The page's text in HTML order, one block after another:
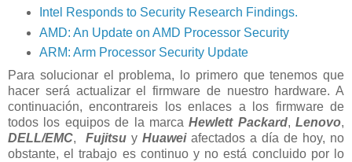
Intel Responds to Security Research Findings.
AMD: An Update on AMD Processor Security
ARM: Arm Processor Security Update
Para solucionar el problema, lo primero que tenemos que
hacer será actualizar el firmware de nuestro hardware. A
continuación, encontrareis los enlaces a los firmware de
todos los equipos de la marcaHewlett Packard, Lenovo,
DELL/EMC, Fujitsu y Huawei afectados a día de hoy, no
obstante, el trabajo es continuo y no está concluido por lo